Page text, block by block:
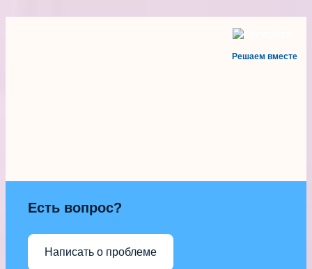
Решаем вместе
Есть вопрос?
Написать о проблеме